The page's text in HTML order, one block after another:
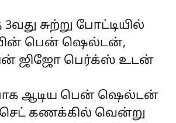
சுற்று போட்டியில்
பென் ஷெல்டன்,
ஜிஜோ பெர்க்ஸ் உடன்
ஆடிய பென் ஷெல்டன்
செட் கணக்கில் வென்று